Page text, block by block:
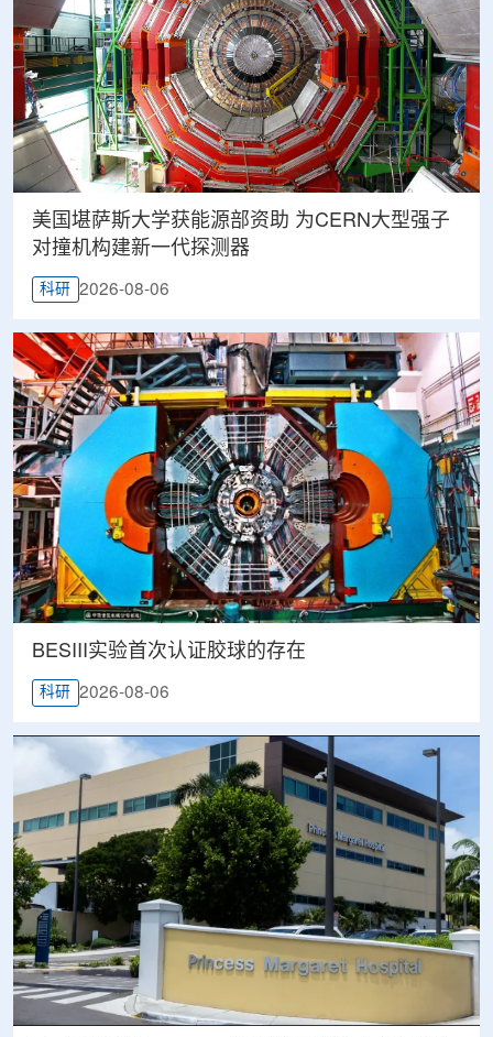
美国堪萨斯大学获能源部资助 为CERN大型强子
对撞机构建新一代探测器
科研 2026-08-06
BESIII实验首次认证胶球的存在
科研 2026-08-06